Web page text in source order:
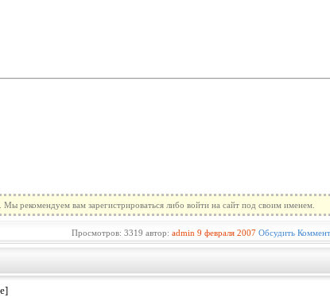
рекомендуем вам зарегистрироваться либо войти на сайт под своим именем.
Просмотров: 3319 автор: admin 9 февраля 2007 Обсудить